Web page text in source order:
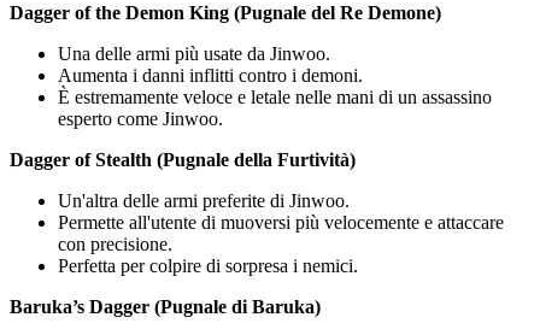
Dagger of the Demon King (Pugnale del Re Demone)
Una delle armi più usate da Jinwoo.
Aumenta i danni inflitti contro i demoni.
È estremamente veloce e letale nelle mani di un assassino
esperto come Jinwoo.
Dagger of Stealth (Pugnale della Furtività)
Un'altra delle armi preferite di Jinwoo.
Permette all'utente di muoversi più velocemente e attaccare
con precisione.
Perfetta per colpire di sorpresa i nemici.
Baruka’s Dagger (Pugnale di Baruka)